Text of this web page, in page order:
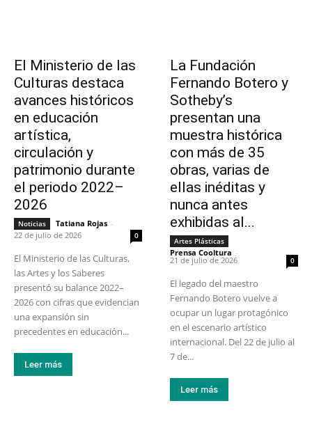
El Ministerio de las
Culturas destaca
avances históricos
en educación
artística,
circulación y
patrimonio durante
el periodo 2022–
2026
Noticias Tatiana Rojas -
22 de julio de 2026
0
El Ministerio de las Culturas,
las Artes y los Saberes
presentó su balance 2022–
2026 con cifras que evidencian
una expansión sin
precedentes en educación...
Leer más
La Fundación
Fernando Botero y
Sotheby’s
presentan una
muestra histórica
con más de 35
obras, varias de
ellas inéditas y
nunca antes
exhibidas al...
Artes Plásticas
Prensa Cooltura -
21 de julio de 2026 0
El legado del maestro
Fernando Botero vuelve a
ocupar un lugar protagónico
en el escenario artístico
internacional. Del 22 de julio al
7 de...
Leer más